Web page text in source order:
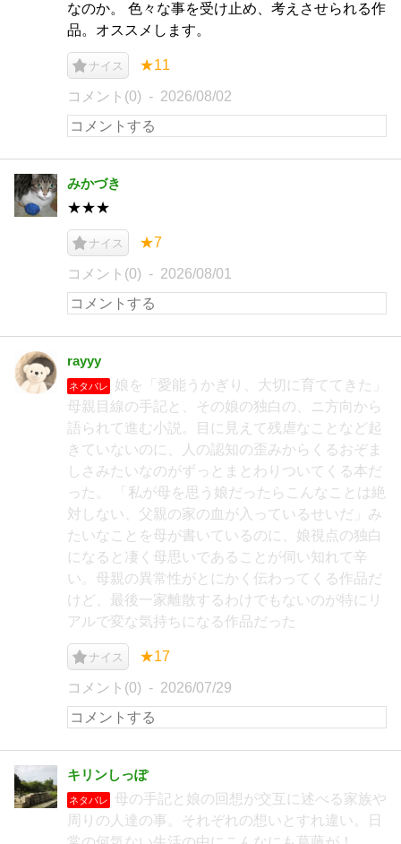
なのか。 色々な事を受け止め、考えさせられる作
品。オススメします。
ナイス ★11
コメント(0) 2026/08/02
みかづき
★★★
ナイス ★7
コメント(0) 2026/08/01
rayyy
ネタバレ
娘を「愛能うかぎり、大切に育ててきた」
母親目線の手記と、その娘の独白の、ニ方向から
語られて進む小説。目に見えて残虐なことなど起
きていないのに、人の認知の歪みからくるおぞま
しさみたいなのがずっとまとわりついてくる本だ
った。 「私が母を思う娘だったらこんなことは絶
対しない、父親の家の血が入っているせいだ」み
たいなことを母が書いているのに、娘視点の独白
になると凄く母思いであることが伺い知れて辛
い。母親の異常性がとにかく伝わってくる作品だ
けど、最後一家離散するわけでもないのが特にリ
アルで変な気持ちになる作品だった
ナイス ★17
コメント(0) 2026/07/29
キリンしっぽ
ネタバレ
母の手記と娘の回想が交互に述べる家族や
周りの人達の事。それぞれの想いとすれ違い。日